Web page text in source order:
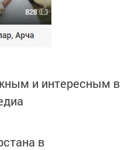
и интересным в
в